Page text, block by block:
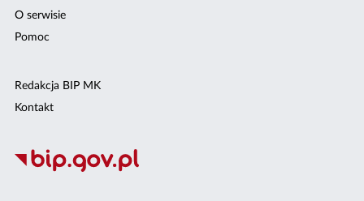
O serwisie
Pomoc
Redakcja BIP MK
Kontakt